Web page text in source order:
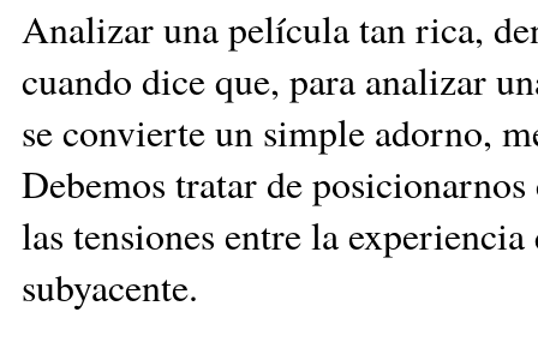
Analizar una película tan rica,
cuando dice que, para analizar
se convierte un simple adorno,
Debemos tratar de
las tensiones entre la
subyacente.